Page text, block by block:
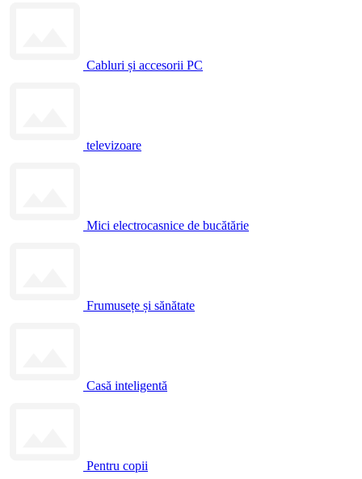
Cabluri și accesorii PC
televizoare
Mici electrocasnice de bucătărie
Frumusețe și sănătate
Casă inteligentă
Pentru copii